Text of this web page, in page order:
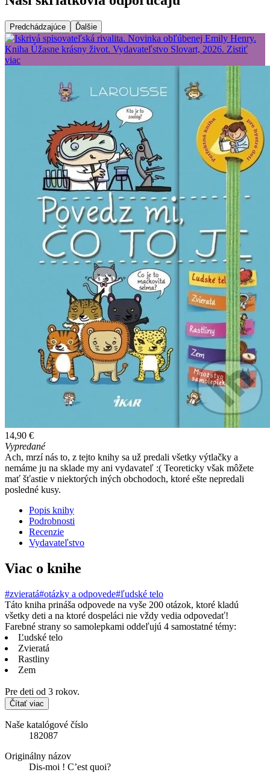
Predchádzajúce Ďalšie
14,90 €
Vypredané
Ach, mrzí nás to, z tejto knihy sa už predali všetky výtlačky a
nemáme ju na sklade my ani vydavateľ :( Teoreticky však môžete
mať šťastie v niektorých iných obchodoch, ktoré ešte nepredali
posledné kusy.
Popis knihy
Podrobnosti
Recenzie
Vydavateľstvo
Viac o knihe
#zvieratá#otázky a odpovede#ľudské telo
Táto kniha prináša odpovede na vyše 200 otázok, ktoré kladú
všetky deti a na ktoré dospeláci nie vždy vedia odpovedať!
Farebné strany so samolepkami oddeľujú 4 samostatné témy:
Ľudské telo
Zvieratá
Rastliny
Zem
Pre deti od 3 rokov.
Čítať viac
Naše katalógové číslo
182087
Originálny názov
Dis-moi ! C’est quoi?